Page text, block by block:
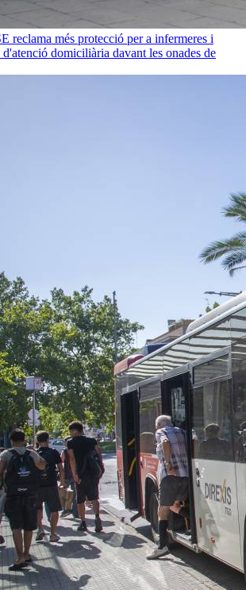
reclama més protecció per a infermeres i
d'atenció domiciliària davant les onades de